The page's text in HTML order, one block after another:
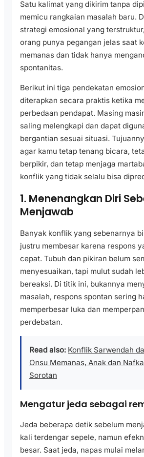
Satu kalimat yang dikirim tanpa
memicu rangkaian masalah baru.
strategi emosional yang
orang punya pegangan jelas saat
memanas dan tidak hanya
spontanitas.
Berikut ini tiga pendekatan
diterapkan secara praktis ketika
perbedaan pendapat. Masing
saling melengkapi dan dapat
bergantian sesuai situasi.
agar kamu tetap tenang bicara,
berpikir, dan tetap menjaga
konflik yang tidak selalu bisa
1. Menenangkan Diri
Menjawab
Banyak konflik yang sebenarnya
justru membesar karena respons
cepat. Tubuh dan pikiran belum
menyesuaikan, tapi mulut sudah
bereaksi. Di titik ini, bukannya
masalah, respons spontan sering
memperbesar luka dan
perdebatan.
Read also: Konflik Sarwendah
Onsu Memanas, Anak dan
Sorotan
Mengatur jeda sebagai
Jeda beberapa detik sebelum
kali terdengar sepele, namun
besar. Saat jeda, napas mulai